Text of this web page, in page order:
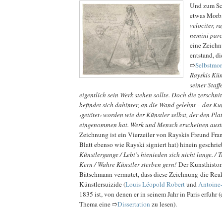
Und zum
etwas
velociter,
nemini
eine
entstand,
➱
Rayskis
seiner
eigentlich sein Werk stehen sollte. Doch die
befindet sich dahinter, an die Wand gelehnt – das
›getötet‹ worden wie der Künstler selbst, der den
eingenommen hat. Werk und Mensch erscheinen
Zeichnung ist ein Vierzeiler von Rayskis Freund
Blatt ebenso wie Rayski signiert hat) hinein
Künstlergange / Lebt’s hienieden sich nicht lange. /
Kern / Wahre Künstler sterben gern! Der
Bätschmann vermutet, dass diese Zeichnung die
Künstlersuizide (Louis Léopold Robertund
1835 ist, von denen er in seinem Jahr in Paris erfuhr
Thema eine ➱Dissertation zu lesen).